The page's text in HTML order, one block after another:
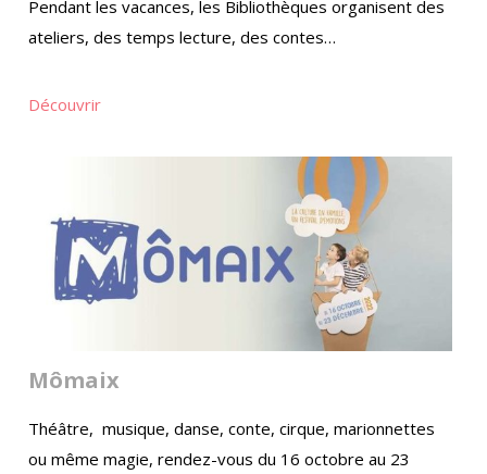
Pendant les vacances, les Bibliothèques organisent des
ateliers, des temps lecture, des contes…
Découvrir
Mômaix
Théâtre, musique, danse, conte, cirque, marionnettes
ou même magie, rendez-vous du 16 octobre au 23